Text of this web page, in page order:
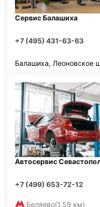
Сервис Балашиха
+7 (495) 431-63-63
Балашиха, Леоновское
Автосервис
+7 (499) 653-72-12
Беляево(1,59 км)